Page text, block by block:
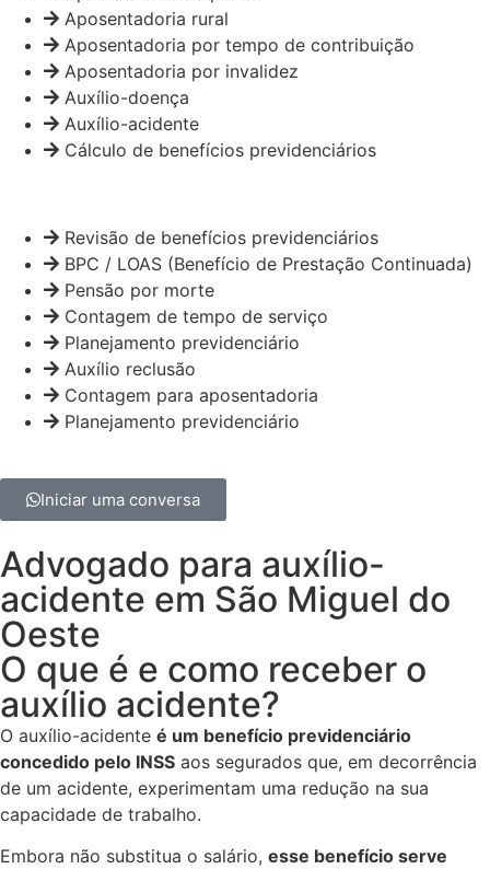
Aposentadoria rural
Aposentadoria por tempo de contribuição
Aposentadoria por invalidez
Auxílio-doença
Auxílio-acidente
Cálculo de benefícios previdenciários
Revisão de benefícios previdenciários
BPC / LOAS (Benefício de Prestação Continuada)
Pensão por morte
Contagem de tempo de serviço
Planejamento previdenciário
Auxílio reclusão
Contagem para aposentadoria
Planejamento previdenciário
Iniciar uma conversa
Advogado para auxílio-
acidente em São Miguel do
Oeste
O que é e como receber o
auxílio acidente?
O auxílio-acidente é um benefício previdenciário
concedido pelo INSS aos segurados que, em decorrência
de um acidente, experimentam uma redução na sua
capacidade de trabalho.
Embora não substitua o salário, esse benefício serve